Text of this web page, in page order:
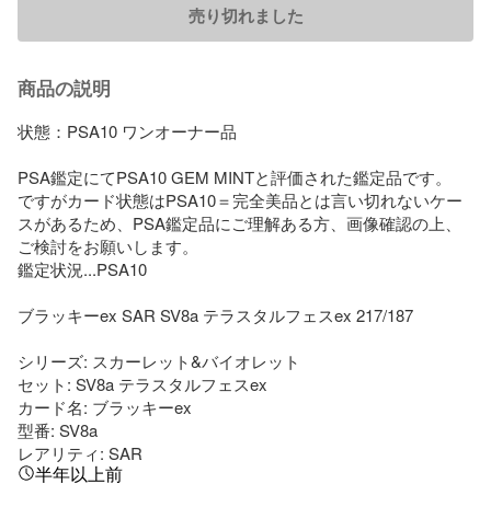
売り切れました
商品の説明
状態：PSA10 ワンオーナー品
PSA鑑定にてPSA10 GEM MINTと評価された鑑定品です。
ですがカード状態はPSA10＝完全美品とは言い切れないケー
スがあるため、PSA鑑定品にご理解ある方、画像確認の上、
ご検討をお願いします。
鑑定状況...PSA10
ブラッキーex SAR SV8a テラスタルフェスex 217/187
シリーズ: スカーレット&バイオレット
セット: SV8a テラスタルフェスex
カード名: ブラッキーex
型番: SV8a
レアリティ: SAR
半年以上前